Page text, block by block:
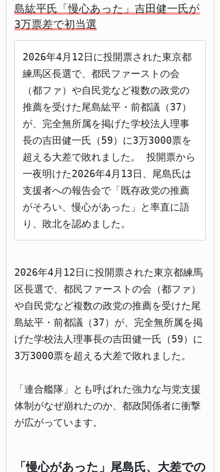
島紘平氏「慢心あった」吉田健一氏が
3万票差で初当選
2026年4月12日に投開票された東京都
練馬区長選で、都民ファーストの会
（都ファ）や自民党など複数の政党の
推薦を受けた尾島紘平・前都議（37）
が、完全無所属を掲げた学校法人理事
長の吉田健一氏（59）に3万3000票を
超える大差で敗れました。 投開票から
一夜明けた2026年4月13日、尾島氏は
支援者への報告会で「既存政党の推薦
がそろい、慢心があった」と率直に語
り、敗北を認めました。
2026年4月12日に投開票された東京都練馬
区長選で、都民ファーストの会（都ファ）
や自民党など複数の政党の推薦を受けた尾
島紘平・前都議（37）が、完全無所属を掲
げた学校法人理事長の吉田健一氏（59）に
3万3000票を超える大差で敗れました。
「連合艦隊」とも呼ばれた強力な与党支援
体制がなぜ崩れたのか、都政関係者に衝撃
が広がっています。
「慢心があった」尾島氏、大差での